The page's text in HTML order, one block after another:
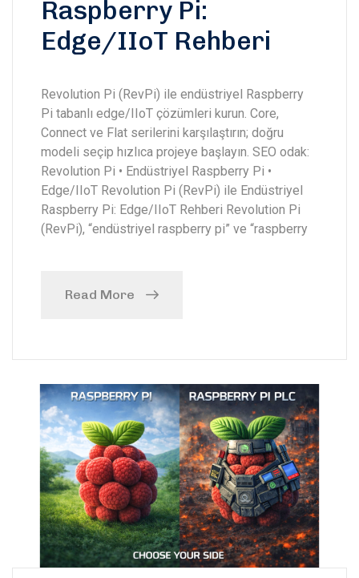
Raspberry Pi:
Edge/IIoT Rehberi
Revolution Pi (RevPi) ile endüstriyel Raspberry
Pi tabanlı edge/IIoT çözümleri kurun. Core,
Connect ve Flat serilerini karşılaştırın; doğru
modeli seçip hızlıca projeye başlayın. SEO odak:
Revolution Pi • Endüstriyel Raspberry Pi •
Edge/IIoT Revolution Pi (RevPi) ile Endüstriyel
Raspberry Pi: Edge/IIoT Rehberi Revolution Pi
(RevPi), “endüstriyel raspberry pi” ve “raspberry
Read More